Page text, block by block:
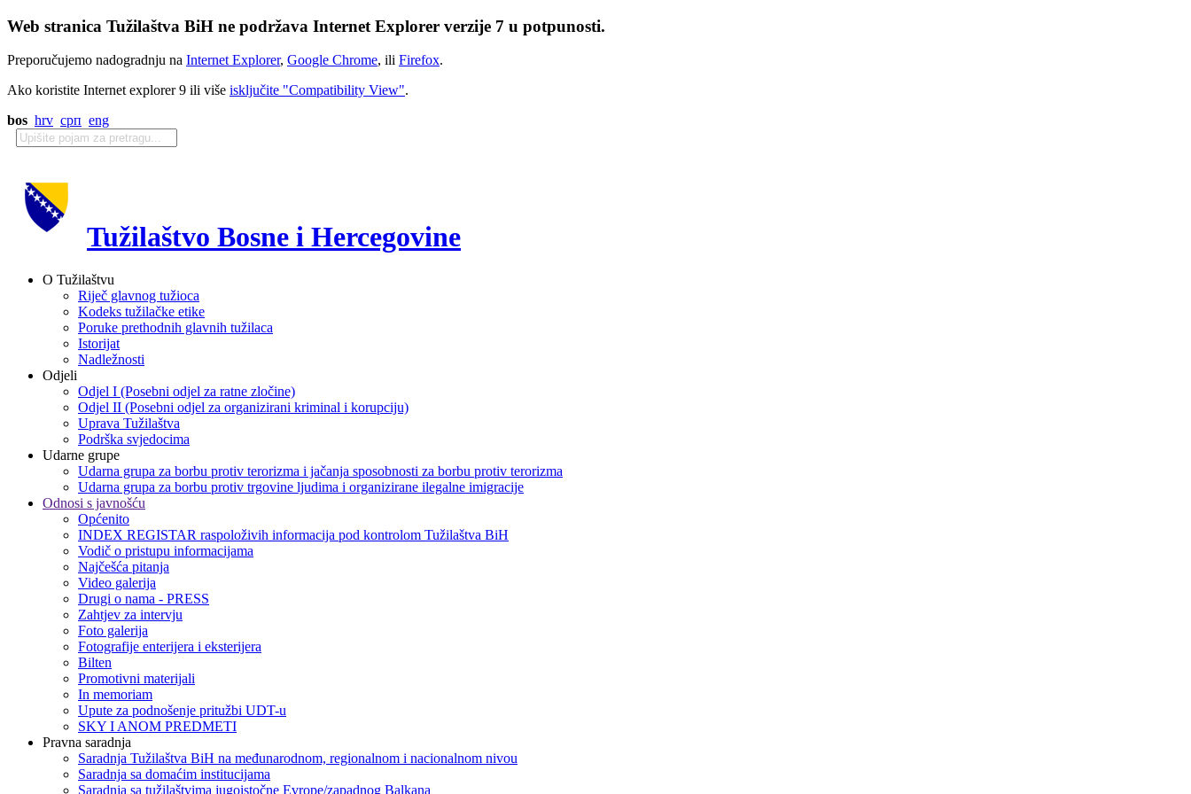
Web stranica Tužilaštva BiH ne podržava Internet Explorer verzije 7 u potpunosti.
Preporučujemo nadogradnju na Internet Explorer, Google Chrome, ili Firefox.
Ako koristite Internet explorer 9 ili više isključite "Compatibility View".
bos hrv срп eng
Tužilaštvo Bosne i Hercegovine
O Tužilaštvu
Riječ glavnog tužioca
Kodeks tužilačke etike
Poruke prethodnih glavnih tužilaca
Istorijat
Nadležnosti
Odjeli
Odjel I (Posebni odjel za ratne zločine)
Odjel II (Posebni odjel za organizirani kriminal i korupciju)
Uprava Tužilaštva
Podrška svjedocima
Udarne grupe
Udarna grupa za borbu protiv terorizma i jačanja sposobnosti za borbu protiv terorizma
Udarna grupa za borbu protiv trgovine ljudima i organizirane ilegalne imigracije
Odnosi s javnošću
Općenito
INDEX REGISTAR raspoloživih informacija pod kontrolom Tužilaštva BiH
Vodič o pristupu informacijama
Najčešća pitanja
Video galerija
Drugi o nama - PRESS
Zahtjev za intervju
Foto galerija
Fotografije enterijera i eksterijera
Bilten
Promotivni materijali
In memoriam
Upute za podnošenje pritužbi UDT-u
SKY I ANOM PREDMETI
Pravna saradnja
Saradnja Tužilaštva BiH na međunarodnom, regionalnom i nacionalnom nivou
Saradnja sa domaćim institucijama
Saradnja sa tužilaštvima jugoistočne Evrope/zapadnog Balkana